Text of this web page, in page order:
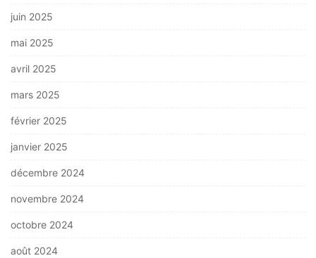
juin 2025
mai 2025
avril 2025
mars 2025
février 2025
janvier 2025
décembre 2024
novembre 2024
octobre 2024
août 2024